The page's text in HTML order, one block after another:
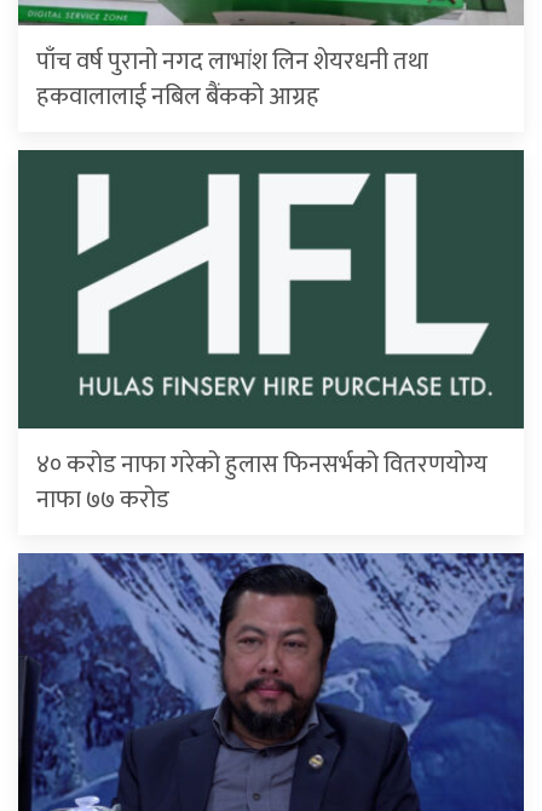
पाँच वर्ष पुरानो नगद लाभांश लिन शेयरधनी तथा
हकवालालाई नबिल बैंकको आग्रह
४० करोड नाफा गरेको हुलास फिनसर्भको वितरणयोग्य
नाफा ७७ करोड